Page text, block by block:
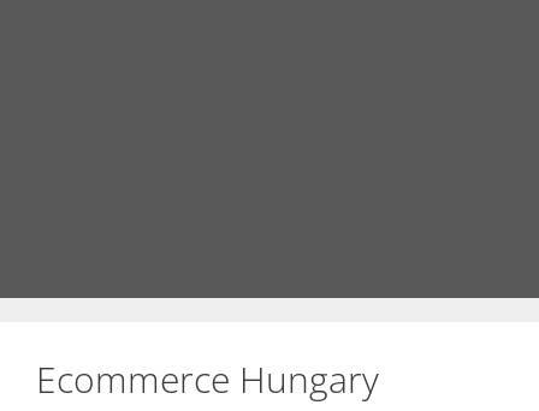
Ecommerce Hungary